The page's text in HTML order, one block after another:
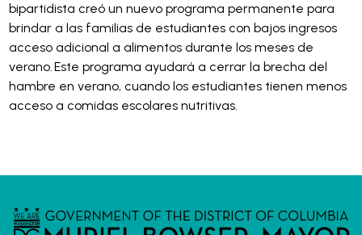
bipartidista creó un nuevo programa permanente para
brindar a las familias de estudiantes con bajos ingresos
acceso adicional a alimentos durante los meses de
verano. Este programa ayudará a cerrar la brecha del
hambre en verano, cuando los estudiantes tienen menos
acceso a comidas escolares nutritivas.